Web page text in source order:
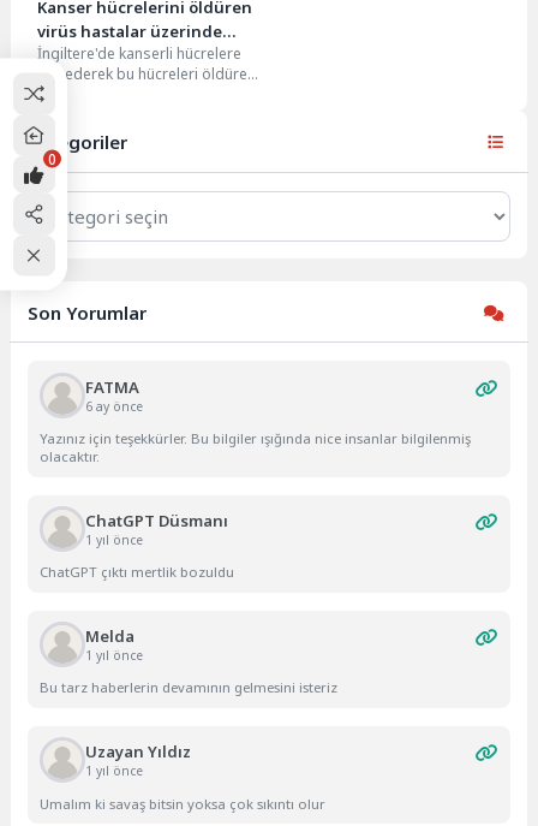
Kanser hücrelerini öldüren
virüs hastalar üzerinde
olumlu sonuç verdi
İngiltere'de kanserli hücrelere
etki ederek bu hücreleri öldüren
yeni bir tür kanser tedavisi,
Kategoriler
Kategoriler
Son Yorumlar
FATMA
6 ay önce
Yazınız için teşekkürler. Bu bilgiler ışığında nice insanlar bilgilenmiş
olacaktır.
ChatGPT Düsmanı
1 yıl önce
ChatGPT çıktı mertlik bozuldu
Melda
1 yıl önce
Bu tarz haberlerin devamının gelmesini isteriz
Uzayan Yıldız
1 yıl önce
Umalım ki savaş bitsin yoksa çok sıkıntı olur
0